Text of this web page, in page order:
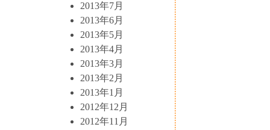
2013年7月
2013年6月
2013年5月
2013年4月
2013年3月
2013年2月
2013年1月
2012年12月
2012年11月